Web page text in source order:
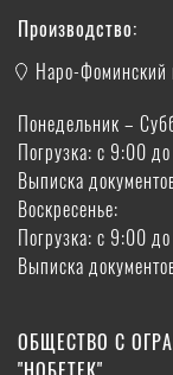
Производство:
Наро-Фоминский
Понедельник –
Погрузка: с 9:00
Выписка
Воскресенье:
Погрузка: с 9:00
Выписка
ОБЩЕСТВО С